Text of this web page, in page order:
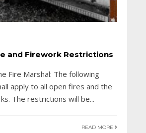
and Firework Restrictions
Fire Marshal: The following
apply to all open fires and the
The restrictions will be...
READ MORE